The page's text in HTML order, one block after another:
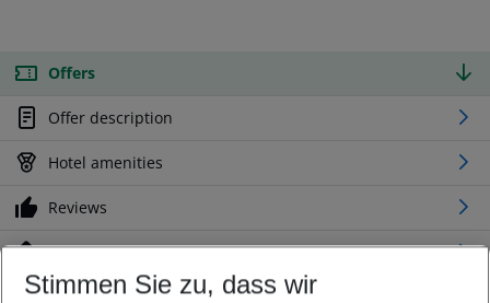
Offers
Offer description
Hotel amenities
Reviews
Location
Stimmen Sie zu, dass wir